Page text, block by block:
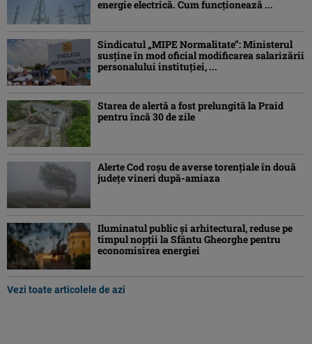
energie electrică. Cum funcționează ...
Sindicatul „MIPE Normalitate”: Ministerul
susține în mod oficial modificarea salarizării
personalului instituției, ...
Starea de alertă a fost prelungită la Praid
pentru încă 30 de zile
Alerte Cod roşu de averse torenţiale în două
județe vineri după-amiaza
Iluminatul public şi arhitectural, reduse pe
timpul nopţii la Sfântu Gheorghe pentru
economisirea energiei
Vezi toate articolele de azi